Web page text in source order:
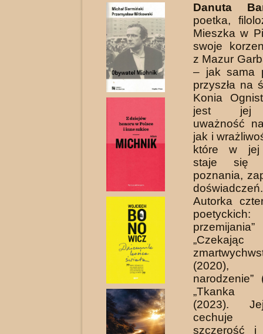
Danuta
poetka,
Mieszkaw
swoje
z Mazur
– jak sama
przyszła na
Konia
jest jej
uważność
jak i
które w jej
staje się
poznania,
doświadczeń.
Autorka
poetyckich:
(2020),
narodzenie”
„Tkanka
(2023).
cechuje
szczerość i